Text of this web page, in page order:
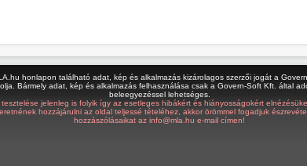
honlapon található adat, kép és alkalmazás kizárolagos szerzői jogát a
Bármely adat, kép és alkalmazás felhasználása csak a Govern-Soft Kft. által
beleegyezéssel lehetséges.
jelenleg is folyik így az esetleges hibákért és hiányosságokért
hozzájárulni az oldal teljessé tételéhez, akkor örömmel fogadjuk
hozzászólásaikat az info@mla.hu e-mail címen!